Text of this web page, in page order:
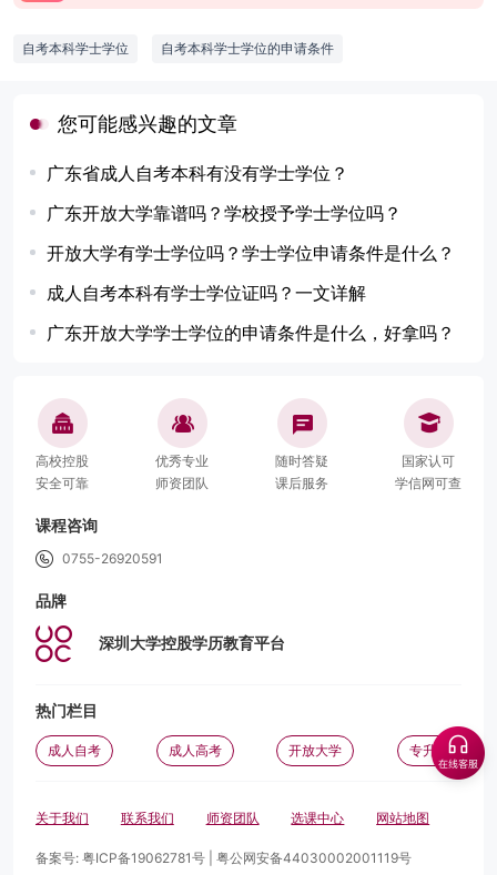
自考本科学士学位 自考本科学士学位的申请条件
您可能感兴趣的文章
广东省成人自考本科有没有学士学位？
广东开放大学靠谱吗？学校授予学士学位吗？
开放大学有学士学位吗？学士学位申请条件是什么？
成人自考本科有学士学位证吗？一文详解
广东开放大学学士学位的申请条件是什么，好拿吗？
高校控股
安全可靠
优秀专业
师资团队
随时答疑
课后服务
国家认可
学信网可查
课程咨询
0755-26920591
品牌
深圳大学控股学历教育平台
热门栏目
成人自考 成人高考 开放大学 专升本
关于我们 联系我们 师资团队 选课中心 网站地图
备案号: 粤ICP备19062781号 粤公网安备44030002001119号